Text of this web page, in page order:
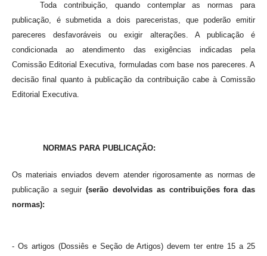
Toda contribuição, quando contemplar as normas para
publicação, é submetida a dois pareceristas, que poderão emitir
pareceres desfavoráveis ou exigir alterações. A publicação é
condicionada ao atendimento das exigências indicadas pela
Comissão Editorial Executiva, formuladas com base nos pareceres. A
decisão final quanto à publicação da contribuição cabe à Comissão
Editorial Executiva.
NORMAS PARA PUBLICAÇÃO:
Os materiais enviados devem atender rigorosamente as normas de
publicação a seguir(serão devolvidas as contribuições fora das
normas):
- Os artigos (Dossiês e Seção de Artigos) devem ter entre 15 a 25